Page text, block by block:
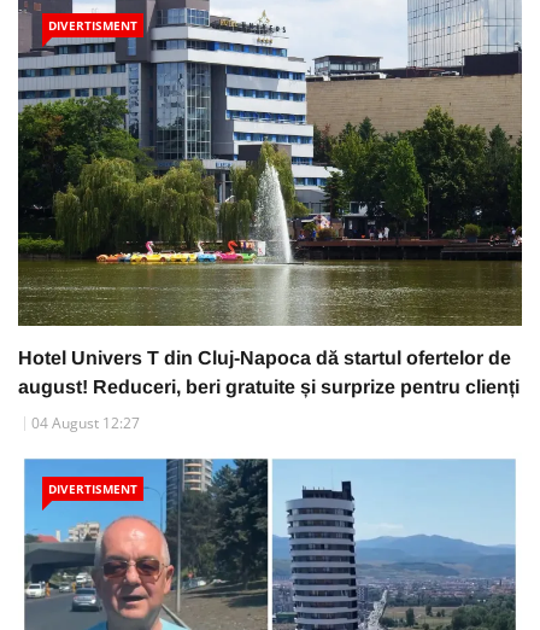
DIVERTISMENT
Hotel Univers T din Cluj-Napoca dă startul ofertelor de
august! Reduceri, beri gratuite și surprize pentru clienți
04 August 12:27
DIVERTISMENT